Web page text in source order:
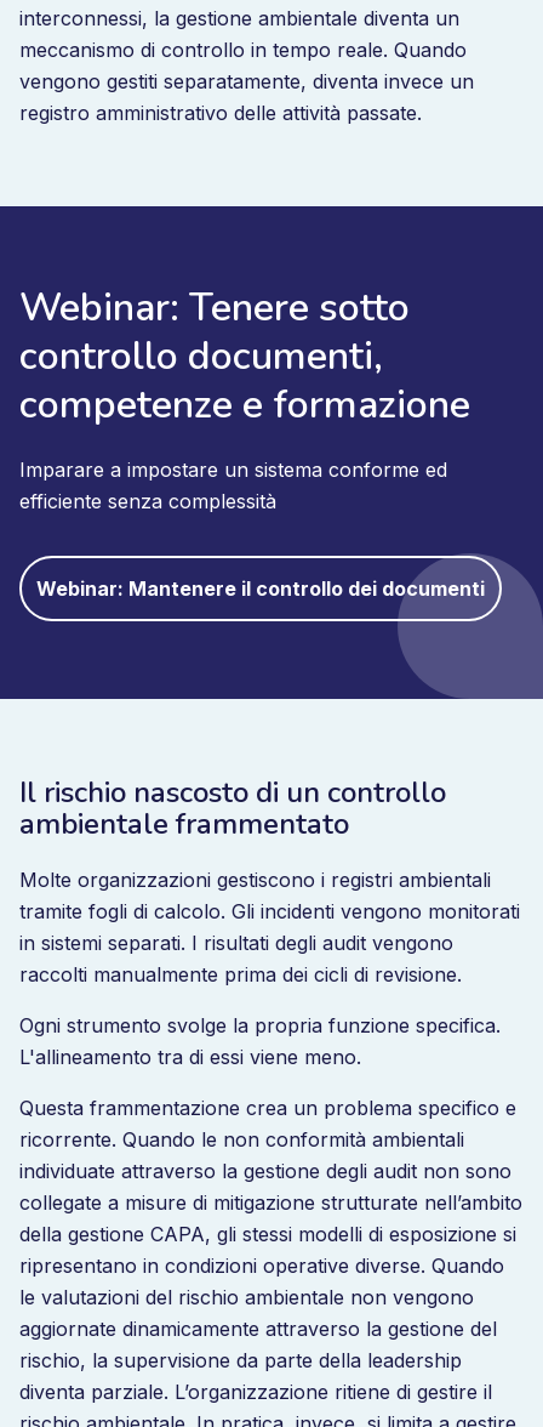
interconnessi, la gestione ambientale diventa un
meccanismo di controllo in tempo reale. Quando
vengono gestiti separatamente, diventa invece un
registro amministrativo delle attività passate.
Webinar: Tenere sotto
controllo documenti,
competenze e formazione
Imparare a impostare un sistema conforme ed
efficiente senza complessità
Webinar: Mantenere il controllo dei documenti
Il rischio nascosto di un controllo
ambientale frammentato
Molte organizzazioni gestiscono i registri ambientali
tramite fogli di calcolo. Gli incidenti vengono monitorati
in sistemi separati. I risultati degli audit vengono
raccolti manualmente prima dei cicli di revisione.
Ogni strumento svolge la propria funzione specifica.
L'allineamento tra di essi viene meno.
Questa frammentazione crea un problema specifico e
ricorrente. Quando le non conformità ambientali
individuate attraverso la gestione degli audit non sono
collegate a misure di mitigazione strutturate nell’ambito
della gestione CAPA, gli stessi modelli di esposizione si
ripresentano in condizioni operative diverse. Quando
le valutazioni del rischio ambientale non vengono
aggiornate dinamicamente attraverso la gestione del
rischio, la supervisione da parte della leadership
diventa parziale. L’organizzazione ritiene di gestire il